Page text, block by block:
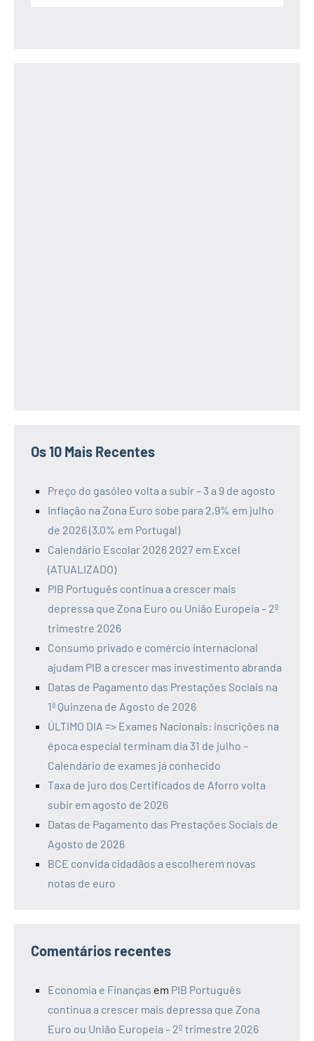
Os 10 Mais Recentes
Preço do gasóleo volta a subir – 3 a 9 de agosto
Inflação na Zona Euro sobe para 2,9% em julho
de 2026 (3,0% em Portugal)
Calendário Escolar 2026 2027 em Excel
(ATUALIZADO)
PIB Português continua a crescer mais
depressa que Zona Euro ou União Europeia – 2º
trimestre 2026
Consumo privado e comércio internacional
ajudam PIB a crescer mas investimento abranda
Datas de Pagamento das Prestações Sociais na
1ª Quinzena de Agosto de 2026
ÚLTIMO DIA => Exames Nacionais: inscrições na
época especial terminam dia 31 de julho –
Calendário de exames já conhecido
Taxa de juro dos Certificados de Aforro volta
subir em agosto de 2026
Datas de Pagamento das Prestações Sociais de
Agosto de 2026
BCE convida cidadãos a escolherem novas
notas de euro
Comentários recentes
Economia e Finanças em PIB Português
continua a crescer mais depressa que Zona
Euro ou União Europeia – 2º trimestre 2026